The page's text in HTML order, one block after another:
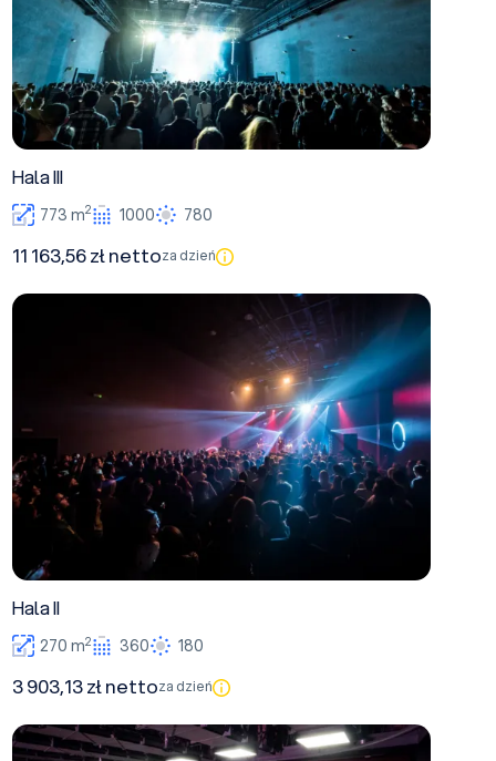
Hala III
773 m2 1000 780
11 163,56 zł nettoza dzień
Hala II
270 m2 360 180
3 903,13 zł nettoza dzień
Hala IV - balkon VIP